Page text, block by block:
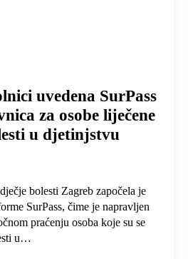
uvedena SurPass
za osobe liječene
u djetinjstvu
bolesti Zagreb započela je
SurPass, čime je napravljen
praćenju osoba koje su se
u…